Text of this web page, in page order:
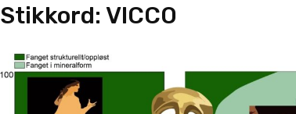
Stikkord: VICCO